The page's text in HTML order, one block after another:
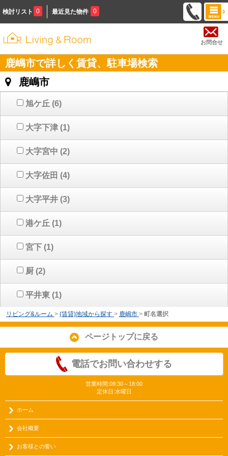
検討リスト 0 最近見た物件 0
お問合せ
鹿嶋市で詳しく賃貸、駐車場検索
鹿嶋市
旭ケ丘 (6)
大字下津 (1)
大字宮中 (2)
大字佐田 (4)
大字平井 (3)
港ケ丘 (1)
宮下 (1)
厨 (2)
平井東 (1)
リビング&ルーム > (賃貸)地域から探す > 鹿嶋市 > 町名選択
ページトップに戻る
電話でお問い合わせする
営業時間:09:30～18:00
定休日:水曜日
ホーム
会社概要
お客様との誓い